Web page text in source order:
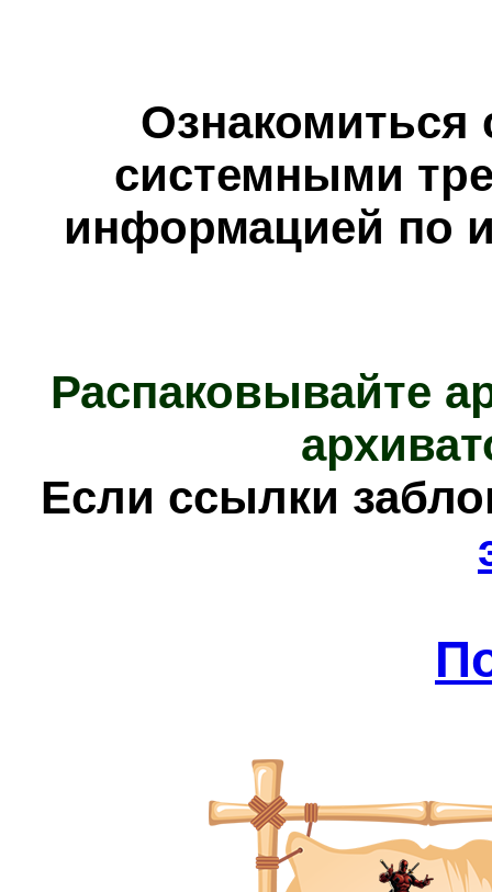
Ознакомиться
системными
информацией по
Распаковывайте
Если ссылки